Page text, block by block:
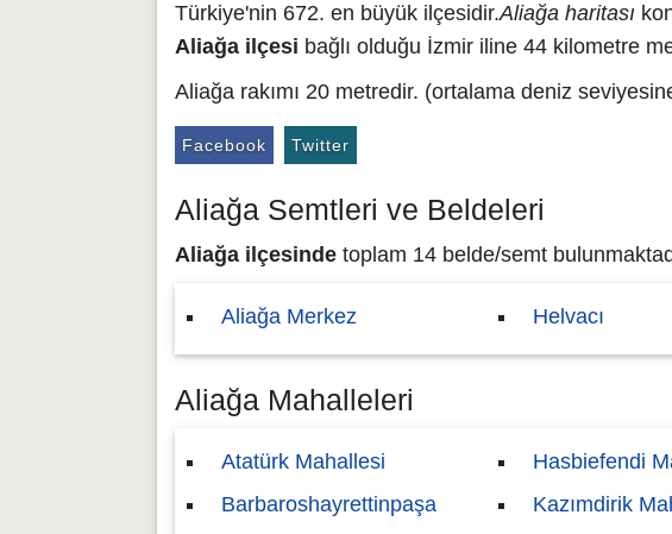
Türkiye'nin 672. en büyük ilçesidir.Aliağa haritası
Aliağa ilçesi bağlı olduğu İzmir iline 44 kilometre
Aliağa rakımı 20 metredir. (ortalama deniz
Facebook Twitter
Aliağa Semtleri ve Beldeleri
Aliağa ilçesinde toplam 14 belde/semt
Aliağa Merkez Helvacı
Aliağa Mahalleleri
Atatürk Mahallesi
Barbaroshayrettinpaşa
Hasbiefendi
Kazımdirik